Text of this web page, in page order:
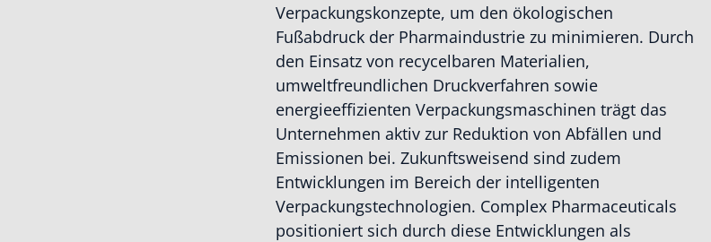
Verpackungskonzepte, um den ökologischen
Fußabdruck der Pharmaindustrie zu minimieren. Durch
den Einsatz von recycelbaren Materialien,
umweltfreundlichen Druckverfahren sowie
energieeffizienten Verpackungsmaschinen trägt das
Unternehmen aktiv zur Reduktion von Abfällen und
Emissionen bei. Zukunftsweisend sind zudem
Entwicklungen im Bereich der intelligenten
Verpackungstechnologien. Complex Pharmaceuticals
positioniert sich durch diese Entwicklungen als